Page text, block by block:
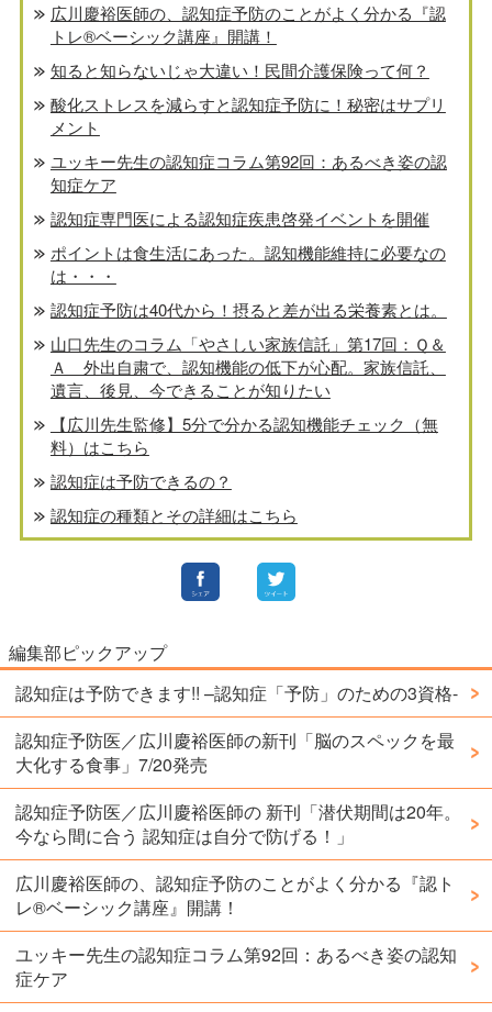
広川慶裕医師の、認知症予防のことがよく分かる『認
トレ®️ベーシック講座』開講！
知ると知らないじゃ大違い！民間介護保険って何？
酸化ストレスを減らすと認知症予防に！秘密はサプリ
メント
ユッキー先生の認知症コラム第92回：あるべき姿の認
知症ケア
認知症専門医による認知症疾患啓発イベントを開催
ポイントは食生活にあった。認知機能維持に必要なの
は・・・
認知症予防は40代から！摂ると差が出る栄養素とは。
山口先生のコラム「やさしい家族信託」第17回：Ｑ＆
Ａ 外出自粛で、認知機能の低下が心配。家族信託、
遺言、後見、今できることが知りたい
【広川先生監修】5分で分かる認知機能チェック（無
料）はこちら
認知症は予防できるの？
認知症の種類とその詳細はこちら
編集部ピックアップ
認知症は予防できます!! –認知症「予防」のための3資格-
認知症予防医／広川慶裕医師の新刊「脳のスペックを最
大化する食事」7/20発売
認知症予防医／広川慶裕医師の 新刊「潜伏期間は20年。
今なら間に合う 認知症は自分で防げる！」
広川慶裕医師の、認知症予防のことがよく分かる『認ト
レ®️ベーシック講座』開講！
ユッキー先生の認知症コラム第92回：あるべき姿の認知
症ケア